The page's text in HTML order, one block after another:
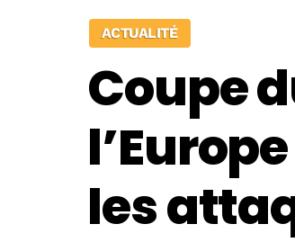
ACTUALITÉ
Coupe
les